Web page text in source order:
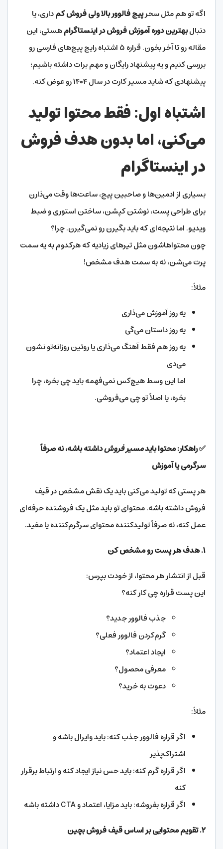
اگه تو هم مثل سحرپیج فالوور بالا ولی فروش کمداری، یا
دنبالبهترین دوره آموزش فروش در اینستاگرامهستی، این
مقاله رو تا آخر بخون. قراره ۵ اشتباه رایج پیج‌های فارسی رو
بررسی کنیم و یه پیشنهاد رایگان و مهم برات داشته باشیم؛
پیشنهادی که شاید مسیر کارت در سال ۱۴۰۴ رو عوض کنه.
اشتباه اول: فقط محتوا تولید
می‌کنی، اما بدون هدف فروش
در اینستاگرام
بسیاری از ادمین‌ها و صاحبین پیج، ساعت‌ها وقت می‌ذارن
برای طراحی پست، نوشتن کپشن، ساختن استوری و ضبط
ویدیو. اما نتیجه‌ای که باید بگیرن رو نمی‌گیرن. چرا؟
چون محتواهاشون مثل تیرهای زیادیه که هرکدوم به یه سمت
پرت می‌شن، نه به سمت هدف مشخص!
مثلاً:
یه روز آموزش می‌ذاری
یه روز داستان می‌گی
یه روز هم فقط آهنگ می‌ذاری یا روتین روزانه‌تو نشون
می‌دی
اما این وسط هیچ‌کس نمی‌فهمه باید چی بخره، چرا
بخره، یا اصلاً تو چی می‌فروشی.
✅راهکار: محتوا بایدمسیر فروشداشته باشه، نه صرفاً
سرگرمی یا آموزش
هر پستی که تولید می‌کنی باید یک نقش مشخص در قیف
فروش داشته باشه. محتوای تو باید مثل یک فروشنده حرفه‌ای
عمل کنه، نه صرفاً تولیدکننده محتوای سرگرم‌کننده یا مفید.
۱.هدف هر پست رو مشخص کن
قبل از انتشار هر محتوا، از خودت بپرس:
این پست قراره چی کار کنه؟
جذب فالوور جدید؟
گرم‌کردن فالوور فعلی؟
ایجاد اعتماد؟
معرفی محصول؟
دعوت به خرید؟
مثلاً:
اگر قراره فالوور جذب کنه: باید وایرال باشه و
اشتراک‌پذیر
اگر قراره گرم کنه: باید حس نیاز ایجاد کنه و ارتباط برقرار
کنه
اگر قراره بفروشه: باید مزایا، اعتماد و CTA داشته باشه
۲.تقویم محتوایی بر اساس قیف فروش بچین